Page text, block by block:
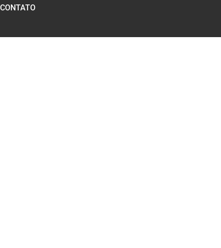
CONTATO